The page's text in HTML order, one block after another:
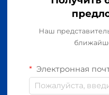
Наш
Электронная